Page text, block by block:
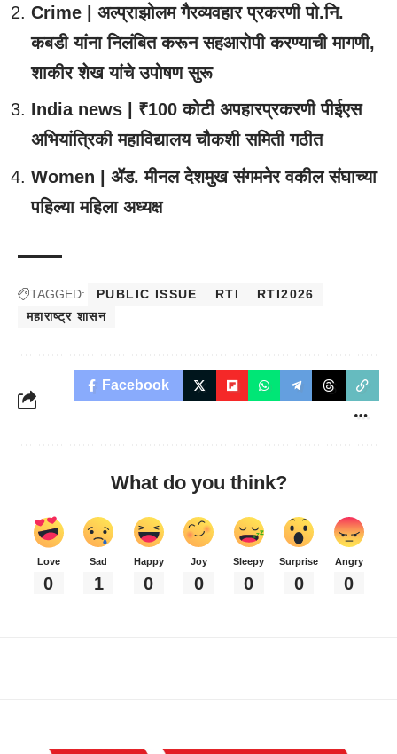
Crime | अल्प्राझोलम गैरव्यवहार प्रकरणी पो.नि.
कबडी यांना निलंबित करून सहआरोपी करण्याची मागणी,
शाकीर शेख यांचे उपोषण सुरू
India news | ₹100 कोटी अपहारप्रकरणी पीईएस
अभियांत्रिकी महाविद्यालय चौकशी समिती गठीत
Women | ॲड. मीनल देशमुख संगमनेर वकील संघाच्या
पहिल्या महिला अध्यक्ष
TAGGED: PUBLIC ISSUE RTI
RTI2026
महाराष्ट्र शासन
Facebook
What do you think?
Love
0
Sad
1
Happy
0
Joy
0
Sleepy
0
Surprise
0
Angry
0